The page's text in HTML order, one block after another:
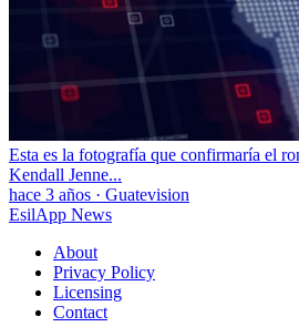
Esta es la fotografía que confirmaría el
Kendall Jenne...
hace 3 años · Guatevision
EsilApp News
About
Privacy Policy
Licensing
Contact